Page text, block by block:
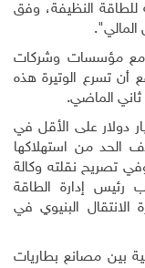
للطاقة النظيفة، وفق
المالي".
عام 2016 (11) عقدا مع مؤسسات وشركات
أن تسرع الوتيرة هذه
ثاني الماضي.
الصين أنها ستستثمر 361 مليار دولار على الأقل في
المتجددة بحلول 2020، بهدف الحد من استهلاكها
تصريح نقلته وكالة
رئيس إدارة الطاقة
الانتقال البنيوي في
بين مصانع بطاريات